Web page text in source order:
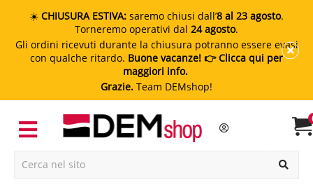
☀️ CHIUSURA ESTIVA: saremo chiusi dall’8 al 23 agosto.
Torneremo operativi dal 24 agosto.
Gli ordini ricevuti durante la chiusura potranno essere evasi
con qualche ritardo. Buone vacanze! 👉 Clicca qui per
maggiori info.
Grazie. Team DEMshop!